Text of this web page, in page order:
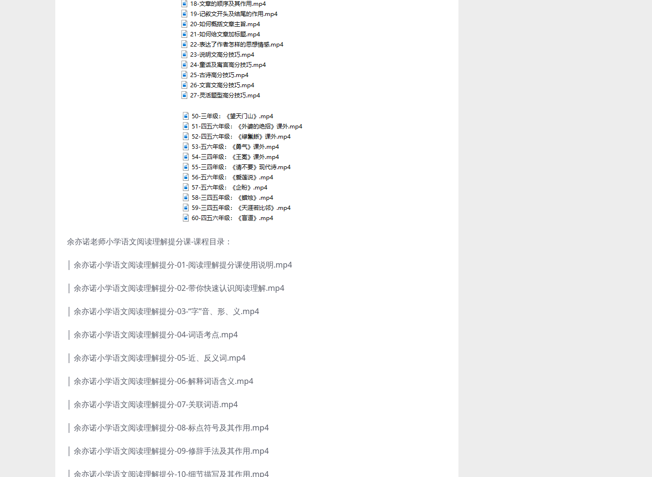
余亦诺老师小学语文阅读理解提分课-课程目录：
│ 余亦诺小学语文阅读理解提分-01-阅读理解提分课使用说明.mp4
│ 余亦诺小学语文阅读理解提分-02-带你快速认识阅读理解.mp4
│ 余亦诺小学语文阅读理解提分-03-“字”音、形、义.mp4
│ 余亦诺小学语文阅读理解提分-04-词语考点.mp4
│ 余亦诺小学语文阅读理解提分-05-近、反义词.mp4
│ 余亦诺小学语文阅读理解提分-06-解释词语含义.mp4
│ 余亦诺小学语文阅读理解提分-07-关联词语.mp4
│ 余亦诺小学语文阅读理解提分-08-标点符号及其作用.mp4
│ 余亦诺小学语文阅读理解提分-09-修辞手法及其作用.mp4
│ 余亦诺小学语文阅读理解提分-10-细节描写及其作用.mp4